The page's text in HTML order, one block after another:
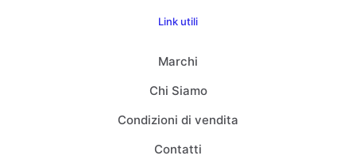
Link utili
Marchi
Chi Siamo
Condizioni di vendita
Contatti